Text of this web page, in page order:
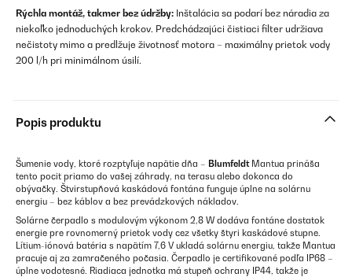
Rýchla montáž, takmer bez údržby: Inštalácia sa podarí bez náradia za
niekoľko jednoduchých krokov. Predchádzajúci čistiaci filter udržiava
nečistoty mimo a predlžuje životnosť motora – maximálny prietok vody
200 l/h pri minimálnom úsilí.
Popis produktu
Šumenie vody, ktoré rozptyľuje napätie dňa – BlumfeldtMantua prináša
tento pocit priamo do vašej záhrady, na terasu alebo dokonca do
obývačky. Štvirstupňová kaskádová fontána funguje úplne na solárnu
energiu – bez káblov a bez prevádzkových nákladov.
Solárne čerpadlo s modulovým výkonom 2,8 W dodáva fontáne dostatok
energie pre rovnomerný prietok vody cez všetky štyri kaskádové stupne.
Lítium-iónová batéria s napätím 7,6 V ukladá solárnu energiu, takže Mantua
pracuje aj za zamračeného počasia. Čerpadlo je certifikované podľa IP68 –
úplne vodotesné. Riadiaca jednotka má stupeň ochrany IP44, takže je